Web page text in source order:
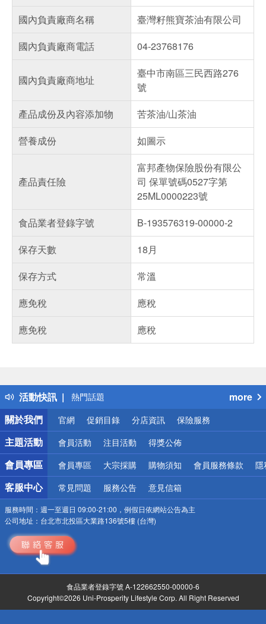
國內負責廠商名稱
臺灣籽熊寶茶油有限公司
國內負責廠商電話
04-23768176
國內負責廠商地址
臺中市南區三民西路276
號
產品成份及內容添加物
苦茶油/山茶油
營養成份
如圖示
產品責任險
富邦產物保險股份有限公
司 保單號碼0527字第
25ML0000223號
食品業者登錄字號
B-193576319-00000-2
保存天數
18月
保存方式
常溫
應免稅
應稅
應免稅
應稅
活動快訊
得獎公告
熱門話題
銀行優惠
偏遠地區配送
詐騙網頁！請小心！
more
關於我們
官網 促銷目錄 分店資訊 保險服務
主題活動 會員活動 注目活動 得獎公佈
會員專區 會員專區 大宗採購 購物須知 會員服務條款 隱
客服中心 常見問題 服務公告 意見信箱
服務時間： 週一至週日 09:00-21:00，例假日依網站公告為主
公司地址： 台北市北投區大業路136號5樓 (台灣)
食品業者登錄字號 A-122662550-00000-6
Copyright©2026 Uni-Prosperity Lifestyle Corp. All Right Reserved